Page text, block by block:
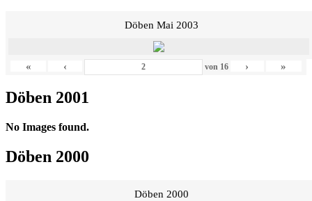
Döben Mai 2003
« ‹ von 16 › »
Döben 2001
No Images found.
Döben 2000
Döben 2000